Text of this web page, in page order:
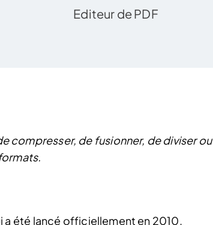
Editeur de PDF
compresser, de fusionner, de diviser ou
a été lancé officiellement en 2010.